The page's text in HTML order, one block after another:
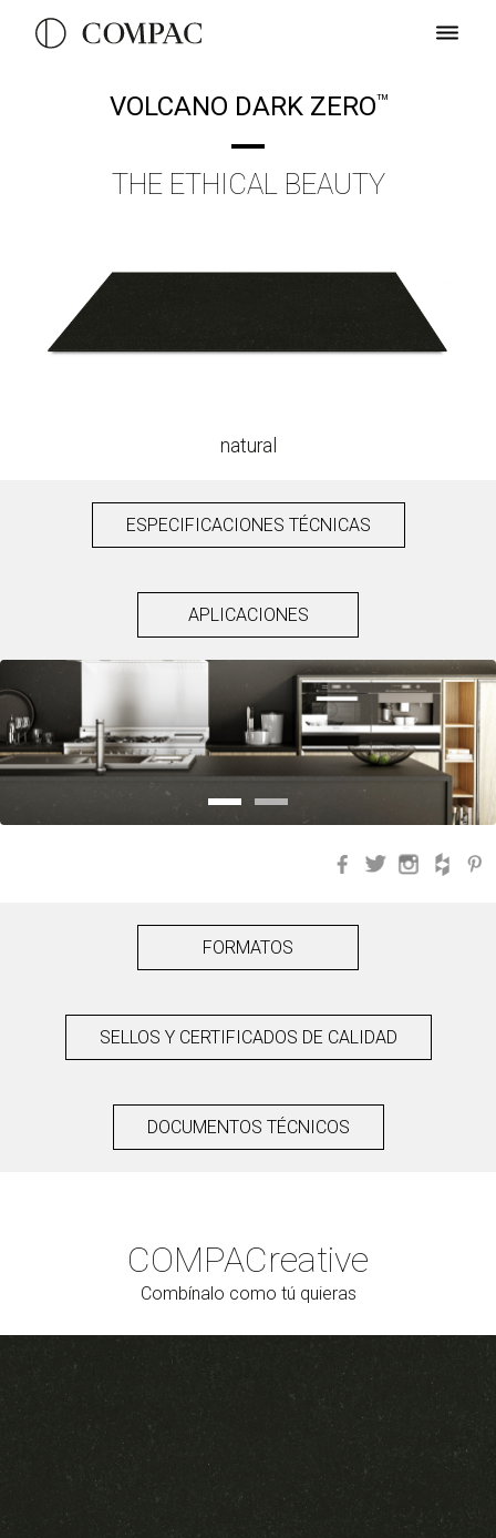
VOLCANO DARK ZEROTM
THE ETHICAL BEAUTY
natural
ESPECIFICACIONES TÉCNICAS
APLICACIONES
Facebook
Twitter
FORMATOS
SELLOS Y CERTIFICADOS DE CALIDAD
DOCUMENTOS TÉCNICOS
COMPACreative
Combínalo como tú quieras